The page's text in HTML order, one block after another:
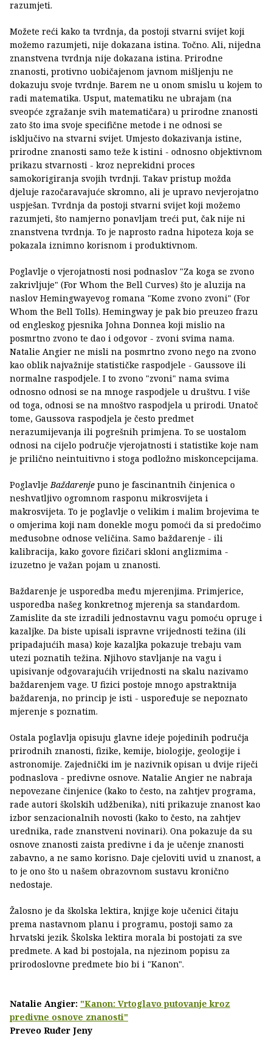
razumjeti.
Možete reći kako ta tvrdnja, da postoji stvarni svijet koji
možemo razumjeti, nije dokazana istina. Točno. Ali, nijedna
znanstvena tvrdnja nije dokazana istina. Prirodne
znanosti, protivno uobičajenom javnom mišljenju ne
dokazuju svoje tvrdnje. Barem ne u onom smislu u kojem to
radi matematika. Usput, matematiku ne ubrajam (na
sveopće zgražanje svih matematičara) u prirodne znanosti
zato što ima svoje specifične metode i ne odnosi se
isključivo na stvarni svijet. Umjesto dokazivanja istine,
prirodne znanosti samo teže k istini - odnosno objektivnom
prikazu stvarnosti - kroz neprekidni proces
samokorigiranja svojih tvrdnji. Takav pristup možda
djeluje razočaravajuće skromno, ali je upravo nevjerojatno
uspješan. Tvrdnja da postoji stvarni svijet koji možemo
razumjeti, što namjerno ponavljam treći put, čak nije ni
znanstvena tvrdnja. To je naprosto radna hipoteza koja se
pokazala iznimno korisnom i produktivnom.
Poglavlje o vjerojatnosti nosi podnaslov "Za koga se zvono
zakrivljuje" (For Whom the Bell Curves) što je aluzija na
naslov Hemingwayevog romana "Kome zvono zvoni" (For
Whom the Bell Tolls). Hemingway je pak bio preuzeo frazu
od engleskog pjesnika Johna Donnea koji mislio na
posmrtno zvono te dao i odgovor - zvoni svima nama.
Natalie Angier ne misli na posmrtno zvono nego na zvono
kao oblik najvažnije statističke raspodjele - Gaussove ili
normalne raspodjele. I to zvono "zvoni" nama svima
odnosno odnosi se na mnoge raspodjele u društvu. I više
od toga, odnosi se na mnoštvo raspodjela u prirodi. Unatoč
tome, Gaussova raspodjela je često predmet
nerazumijevanja ili pogrešnih primjena. To se uostalom
odnosi na cijelo područje vjerojatnosti i statistike koje nam
je prilično neintuitivno i stoga podložno miskoncepcijama.
Poglavlje Baždarenje puno je fascinantnih činjenica o
neshvatljivo ogromnom rasponu mikrosvijeta i
makrosvijeta. To je poglavlje o velikim i malim brojevima te
o omjerima koji nam donekle mogu pomoći da si predočimo
međusobne odnose veličina. Samo baždarenje - ili
kalibracija, kako govore fizičari skloni anglizmima -
izuzetno je važan pojam u znanosti.
Baždarenje je usporedba među mjerenjima. Primjerice,
usporedba našeg konkretnog mjerenja sa standardom.
Zamislite da ste izradili jednostavnu vagu pomoću opruge i
kazaljke. Da biste upisali ispravne vrijednosti težina (ili
pripadajućih masa) koje kazaljka pokazuje trebaju vam
utezi poznatih težina. Njihovo stavljanje na vagu i
upisivanje odgovarajućih vrijednosti na skalu nazivamo
baždarenjem vage. U fizici postoje mnogo apstraktnija
baždarenja, no princip je isti - uspoređuje se nepoznato
mjerenje s poznatim.
Ostala poglavlja opisuju glavne ideje pojedinih područja
prirodnih znanosti, fizike, kemije, biologije, geologije i
astronomije. Zajednički im je nazivnik opisan u dvije riječi
podnaslova - predivne osnove. Natalie Angier ne nabraja
nepovezane činjenice (kako to često, na zahtjev programa,
rade autori školskih udžbenika), niti prikazuje znanost kao
izbor senzacionalnih novosti (kako to često, na zahtjev
urednika, rade znanstveni novinari). Ona pokazuje da su
osnove znanosti zaista predivne i da je učenje znanosti
zabavno, a ne samo korisno. Daje cjeloviti uvid u znanost, a
to je ono što u našem obrazovnom sustavu kronično
nedostaje.
Žalosno je da školska lektira, knjige koje učenici čitaju
prema nastavnom planu i programu, postoji samo za
hrvatski jezik. Školska lektira morala bi postojati za sve
predmete. A kad bi postojala, na njezinom popisu za
prirodoslovne predmete bio bi i "Kanon".
Natalie Angier: "Kanon: Vrtoglavo putovanje kroz
predivne osnove znanosti"
Preveo Ruđer Jeny